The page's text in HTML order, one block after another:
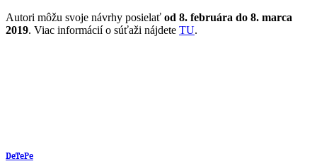
Autori môžu svoje návrhy posielať od 8. februára do 8. marca
2019. Viac informácií o súťaži nájdete TU.
DeTePe